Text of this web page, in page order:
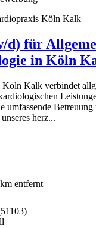
Köln Kalk
d) für
in Köln
Köln Kalk verbindet
umfassende
herz...
entfernt
51103)